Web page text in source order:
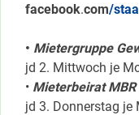
facebook.com/
• Mietergruppe
jd 2. Mittwoch je
• Mieterbeirat MBR
jd 3. Donnerstag je